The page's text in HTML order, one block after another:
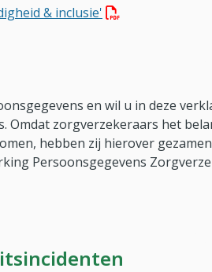
& inclusie' (PDF bestand,
en wil u in deze
Omdat zorgverzekeraars het
hebben zij hierover
Persoonsgegevens